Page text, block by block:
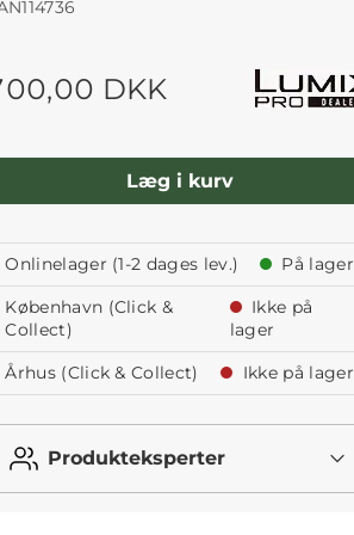
DKK
Læg i kurv
Onlinelager (1-2 dages lev.)
På lager
København (Click &
Collect)
Ikke på
lager
Århus (Click & Collect)
Ikke på lager
Produkteksperter